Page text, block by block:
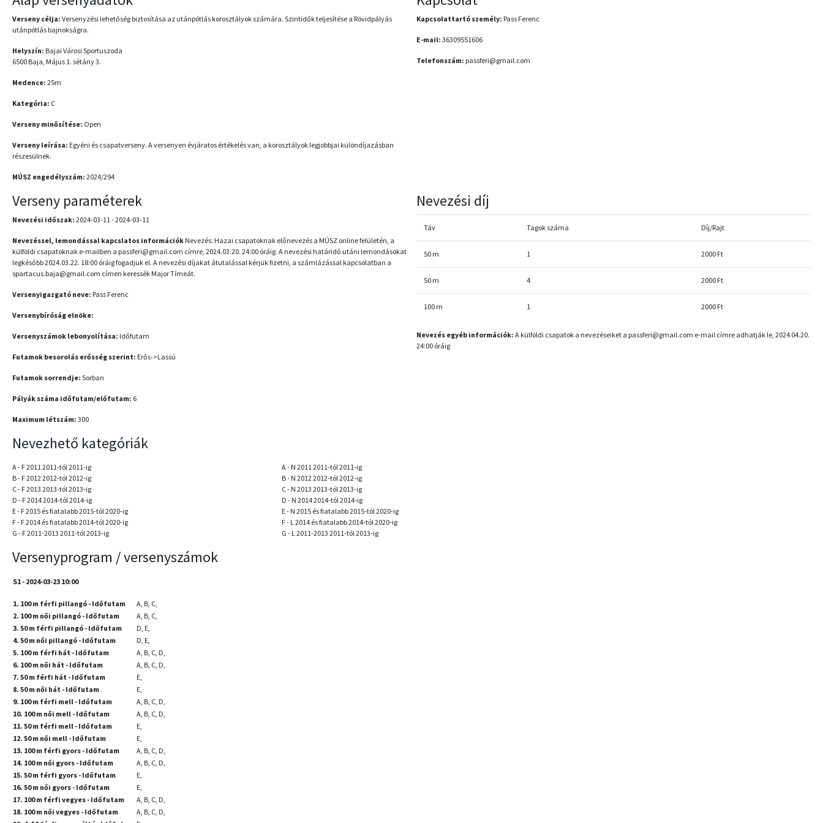
Verseny célja: Versenyzési lehetőség biztosítása az utánpótlás korosztályok számára. Szintidők teljesítése a Rövidpályás
utánpótlás bajnokságra.
Helyszín: Bajai Városi Sportuszoda
6500 Baja, Május 1. sétány 3.
Medence: 25m
Kategória: C
Verseny minősítése: Open
Verseny leírása: Egyéni és csapatverseny. A versenyen évjáratos értékelés van, a korosztályok legjobbjai különdíjazásban
részesülnek.
MÚSZ engedélyszám: 2024/294
Kapcsolattartó személy: Pass Ferenc
E-mail: 36309551606
Telefonszám: passferi@gmail.com
Verseny paraméterek
Nevezési időszak: 2024-03-11 - 2024-03-11
Nevezéssel, lemondással kapcslatos információk Nevezés: Hazai csapatoknak előnevezés a MÚSZ online felületén, a
külföldi csapatoknak e-mailben a passferi@gmail.com címre, 2024.03.20. 24:00 óráig. A nevezési határidő utáni lemondásokat
legkésőbb 2024.03.22. 18:00 óráig fogadjuk el. A nevezési díjakat átutalással kérjük fizetni, a számlázással kapcsolatban a
spartacus.baja@gmail.com címen keressék Major Tímeát.
Versenyigazgató neve: Pass Ferenc
Versenybíróság elnöke:
Versenyszámok lebonyolítása: Időfutam
Futamok besorolás erősség szerint: Erős->Lassú
Futamok sorrendje: Sorban
Pályák száma időfutam/előfutam: 6
Maximum létszám: 300
Nevezési díj
Táv Tagok száma Díj/Rajt
50 m 1 2000 Ft
50 m 4 2000 Ft
100 m 1 2000 Ft
Nevezés egyéb információk: A külföldi csapatok a nevezéseiket a passferi@gmail.com e-mail címre adhatják le, 2024 04.20.
24:00 óráig
Nevezhető kategóriák
A - F 2011 2011-tól 2011-ig
B - F 2012 2012-tól 2012-ig
C - F 2013 2013-tól 2013-ig
D - F 2014 2014-tól 2014-ig
E - F 2015 és fiatalabb 2015-tól 2020-ig
F - F 2014 és fiatalabb 2014-tól 2020-ig
G - F 2011-2013 2011-tól 2013-ig
A - N 2011 2011-tól 2011-ig
B - N 2012 2012-tól 2012-ig
C - N 2013 2013-tól 2013-ig
D - N 2014 2014-tól 2014-ig
E - N 2015 és fiatalabb 2015-tól 2020-ig
F - L 2014 és fiatalabb 2014-tól 2020-ig
G - L 2011-2013 2011-tól 2013-ig
Versenyprogram / versenyszámok
S1 - 2024-03-23 10:00
1. 100 m férfi pillangó - Időfutam
A, B, C,
2. 100 m női pillangó - Időfutam
A, B, C,
3. 50 m férfi pillangó - Időfutam
D, E,
4. 50 m női pillangó - Időfutam
D, E,
5. 100 m férfi hát - Időfutam
A, B, C, D,
6. 100 m női hát - Időfutam
A, B, C, D,
7. 50 m férfi hát - Időfutam
E,
8. 50 m női hát - Időfutam
E,
9. 100 m férfi mell - Időfutam
A, B, C, D,
10. 100 m női mell - Időfutam
A, B, C, D,
11. 50 m férfi mell - Időfutam
E,
12. 50 m női mell - Időfutam
E,
13. 100 m férfi gyors - Időfutam
A, B, C, D,
14. 100 m női gyors - Időfutam
A, B, C, D,
15. 50 m férfi gyors - Időfutam
E,
16. 50 m női gyors - Időfutam
E,
17. 100 m férfi vegyes - Időfutam
A, B, C, D,
18. 100 m női vegyes - Időfutam
A, B, C, D,